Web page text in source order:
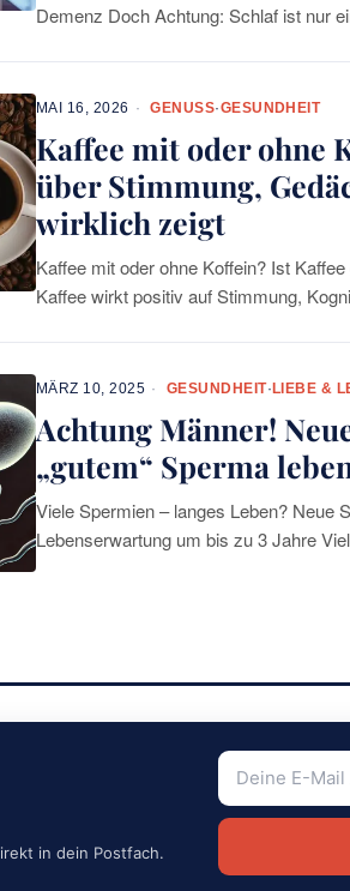
Demenz Doch Achtung: Schlaf ist nur
Kaffee mit oder ohne
über Stimmung,
wirklich zeigt
MAI 16, 2026 GENUSS·GESUNDHEIT
Kaffee mit oder ohne Koffein? Ist
Kaffee wirkt positiv auf Stimmung,
Achtung Männer!
„gutem“ Sperma
MÄRZ 10, 2025 GESUNDHEIT· LIEBE &
Viele Spermien – langes Leben? Neue
Lebenserwartung um bis zu 3 Jahre
in dein Postfach.